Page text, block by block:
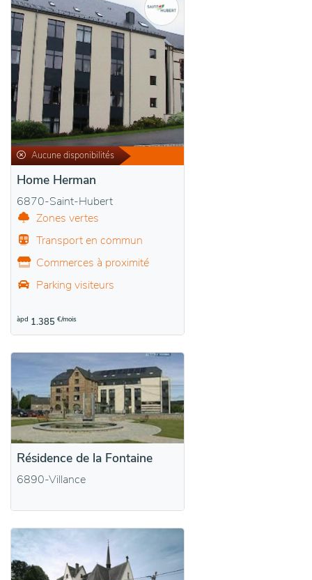
Aucune disponibilités
Home Herman
6870-Saint-Hubert
Zones vertes
Transport en commun
Commerces à proximité
Parking visiteurs
àpd 1.385 €/mois
Résidence de la Fontaine
6890-Villance